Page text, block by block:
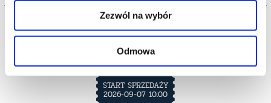
Zezwól na wybór
Odmowa
10.10.2026 - 22.05.2027
Filharmonia Narodowa w Warszawie
od 519,75 pln
START SPRZEDAŻY
2026-09-07 10:00